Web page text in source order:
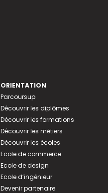
ORIENTATION
Parcoursup
Découvrir les diplômes
Découvrir les formations
Découvrir les métiers
Découvrir les écoles
Ecole de commerce
Ecole de design
Ecole d’ingénieur
Devenir partenaire